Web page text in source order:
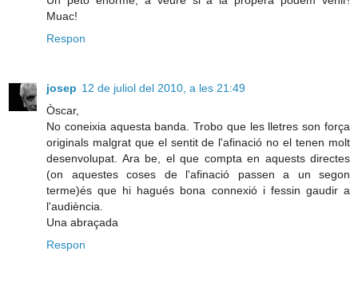
Muac!
Respon
josep 12 de juliol del 2010, a les 21:49
Òscar,
No coneixia aquesta banda. Trobo que les lletres son força
originals malgrat que el sentit de l'afinació no el tenen molt
desenvolupat. Ara be, el que compta en aquests directes
(on aquestes coses de l'afinació passen a un segon
terme)és que hi hagués bona connexió i fessin gaudir a
l'audiència.
Una abraçada
Respon